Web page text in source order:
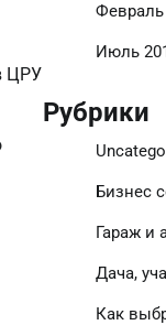
ЦРУ
Февраль
Июль
Рубрики
Бизнес
Гараж и
Дача,
Как